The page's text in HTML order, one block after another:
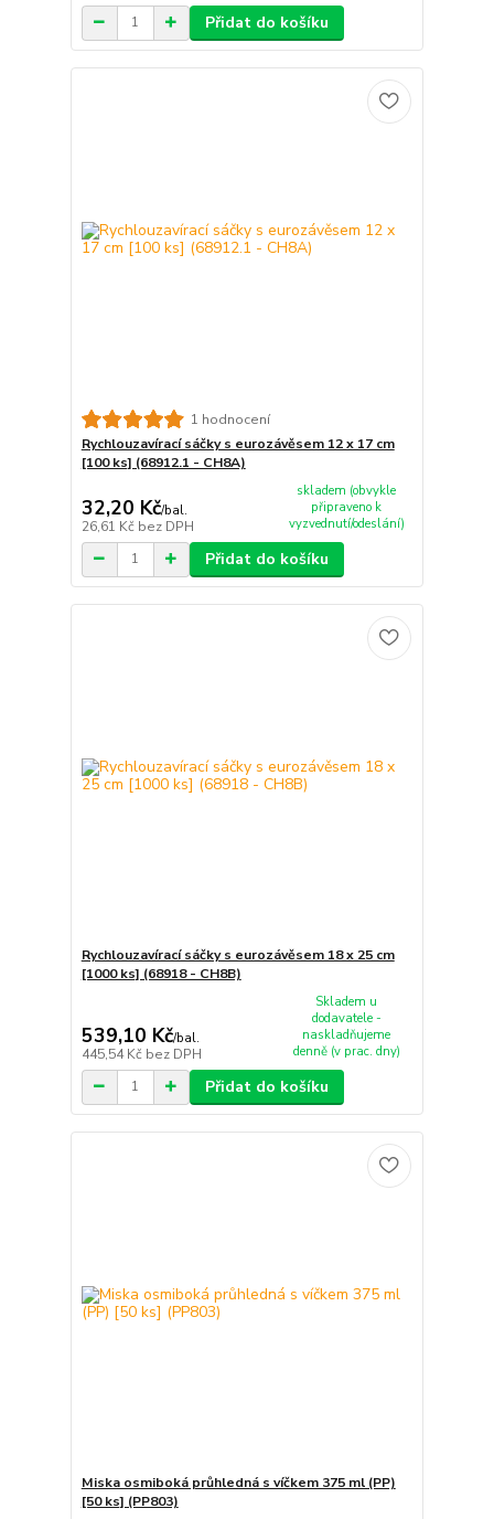
Přidat do košíku
1 hodnocení
Rychlouzavírací sáčky s eurozávěsem 12 x 17 cm
[100 ks] (68912.1 - CH8A)
32,20 Kč/bal.
26,61 Kč bez DPH
skladem (obvykle
připraveno k
vyzvednutí/odeslání)
Přidat do košíku
Rychlouzavírací sáčky s eurozávěsem 18 x 25 cm
[1000 ks] (68918 - CH8B)
539,10 Kč/bal.
445,54 Kč bez DPH
Skladem u
dodavatele -
naskladňujeme
denně (v prac. dny)
Přidat do košíku
Miska osmiboká průhledná s víčkem 375 ml (PP)
[50 ks] (PP803)